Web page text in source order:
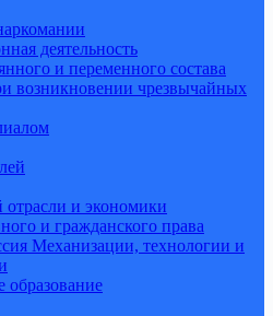
деятельность
и переменного состава
возникновении чрезвычайных
и экономики
и гражданского права
Механизации, технологии и
образование